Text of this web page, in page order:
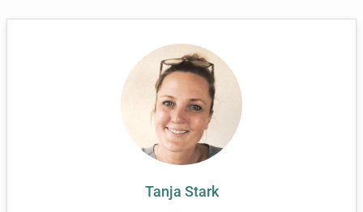
Tanja Stark